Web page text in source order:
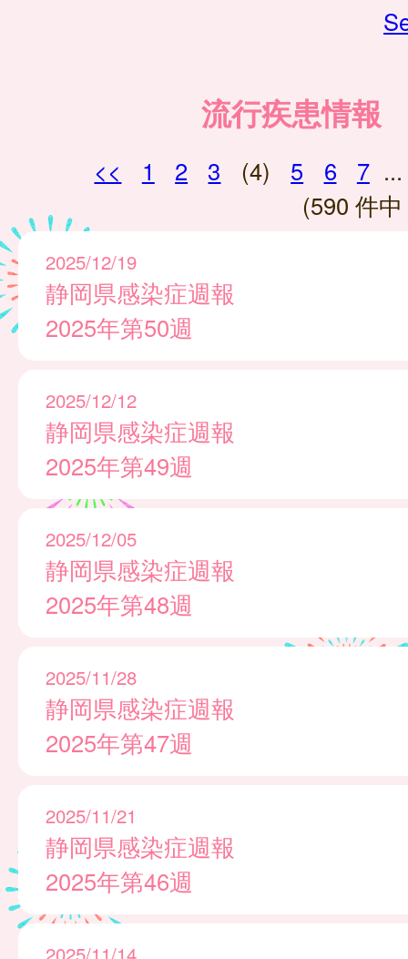
流行疾患情報
<< 1 2 3 (4) 5 6 7 ...
(590 件
2025/12/19
静岡県感染症週報
2025年第50週
2025/12/12
静岡県感染症週報
2025年第49週
2025/12/05
静岡県感染症週報
2025年第48週
2025/11/28
静岡県感染症週報
2025年第47週
2025/11/21
静岡県感染症週報
2025年第46週
2025/11/14